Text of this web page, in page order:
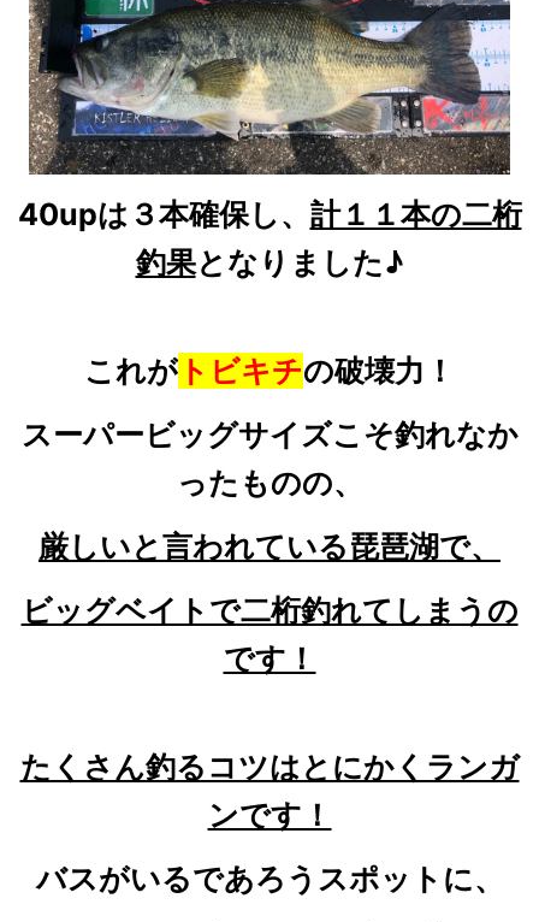
40upは３本確保し、 計１１本の二桁
釣果となりました♪
これが トビキチの破壊力！
スーパービッグサイズこそ釣れなか
ったものの、
厳しいと言われている琵琶湖で、
ビッグベイトで二桁釣れてしまうの
です！
たくさん釣るコツはとにかくランガ
ンです！
バスがいるであろうスポットに、